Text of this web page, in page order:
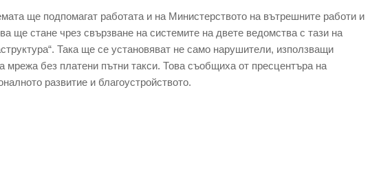
ще подпомагат работата и на Министерството на вътрешните работи и
ще стане чрез свързване на системите на двете ведомства с тази на
Така ще се установяват не само нарушители, използващи
мрежа без платени пътни такси. Това съобщиха от пресцентъра на
развитие и благоустройството.